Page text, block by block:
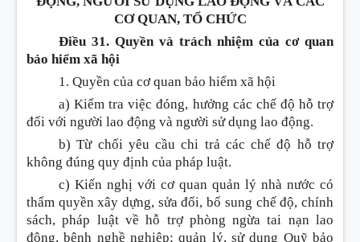
CƠ QUAN, TỔ CHỨC
Điều 31. Quyền và trách nhiệm của cơ quan
bảo hiểm xã hội
1. Quyền của cơ quan bảo hiểm xã hội
a) Kiểm tra việc đóng, hưởng các chế độ hỗ trợ
đối với người lao động và người sử dụng lao động.
b) Từ chối yêu cầu chi trả các chế độ hỗ trợ
không đúng quy định của pháp luật.
c) Kiến nghị với cơ quan quản lý nhà nước có
thẩm quyền xây dựng, sửa đổi, bổ sung chế độ, chính
sách, pháp luật về hỗ trợ phòng ngừa tai nạn lao
động, bệnh nghề nghiệp; quản lý, sử dụng Quỹ bảo